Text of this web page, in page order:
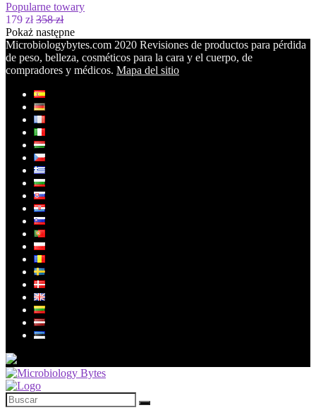
Popularne towary
179 zł 358 zł
Pokaż następne
Microbiologybytes.com 2020 Revisiones de productos para pérdida
de peso, belleza, cosméticos para la cara y el cuerpo, de
compradores y médicos. Mapa del sitio